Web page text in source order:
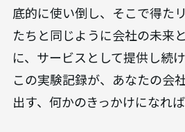
底的に使い倒し、そこで得た
たちと同じように会社の未来
に、サービスとして提供し続け
この実験記録が、あなたの会
出す、何かのきっかけになれば